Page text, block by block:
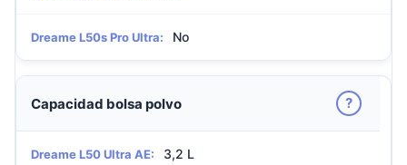
Dreame L50s Pro Ultra: No
Capacidad bolsa polvo ?
Dreame L50 Ultra AE: 3,2 L